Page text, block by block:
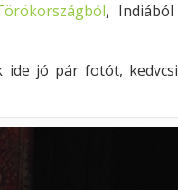
, Indiából
jó pár fotót,